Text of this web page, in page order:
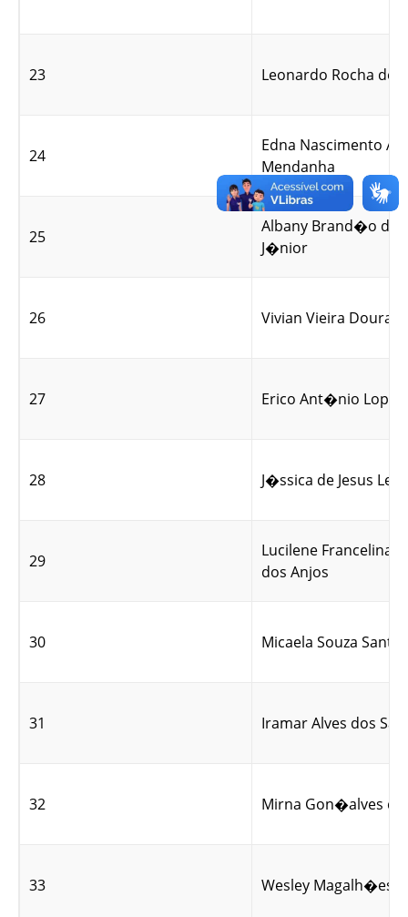
23 Leonardo Rocha de
24
Edna Nascimento
Mendanha
25
Albany Brand�o da
J�nior
26 Vivian Vieira
27 Erico Ant�nio Lopes
28 J�ssica de Jesus
29
Lucilene Francelina
dos Anjos
30 Micaela Souza Santos
31 Iramar Alves dos
32 Mirna Gon�alves de
33 Wesley Magalh�es